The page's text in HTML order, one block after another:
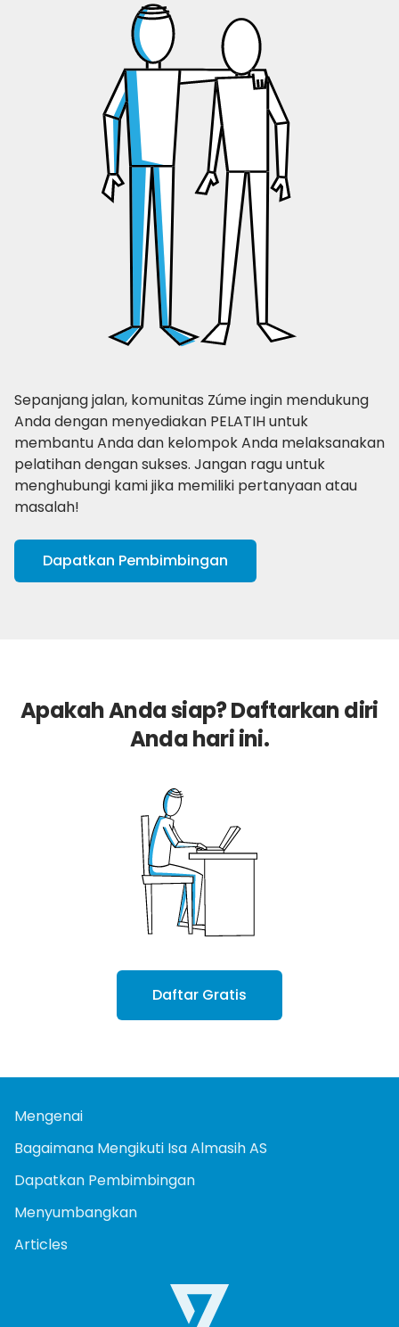
Sepanjang jalan, komunitas Zúme ingin mendukung
Anda dengan menyediakan PELATIH untuk
membantu Anda dan kelompok Anda melaksanakan
pelatihan dengan sukses. Jangan ragu untuk
menghubungi kami jika memiliki pertanyaan atau
masalah!
Dapatkan Pembimbingan
Apakah Anda siap? Daftarkan diri
Anda hari ini.
Daftar Gratis
Mengenai
Bagaimana Mengikuti Isa Almasih AS
Dapatkan Pembimbingan
Menyumbangkan
Articles